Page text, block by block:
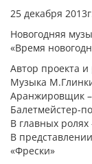
25 декабря
Новогодняя
«Время
Автор проекта
Музыка
Аранжировщик
Балетмейстер-
В главных
В
«Фрески»